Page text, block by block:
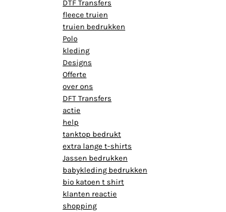
DTF Transfers
fleece truien
truien bedrukken
Polo
kleding
Designs
Offerte
over ons
DFT Transfers
actie
help
tanktop bedrukt
extra lange t-shirts
Jassen bedrukken
babykleding bedrukken
bio katoen t shirt
klanten reactie
shopping